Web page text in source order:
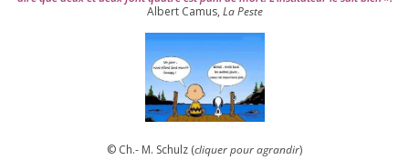
Albert Camus, La Peste
© Ch.- M. Schulz (cli­quer pour agran­dir)